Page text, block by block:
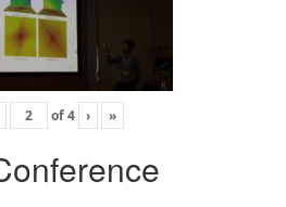
of4 › »